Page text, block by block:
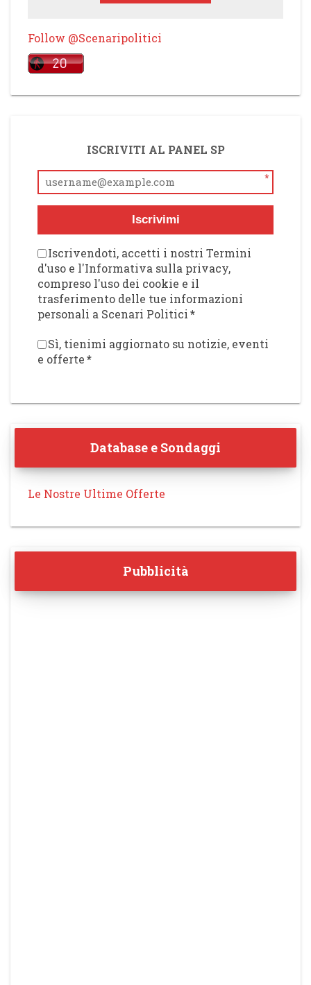
Follow @Scenaripolitici
ISCRIVITI AL PANEL SP
*
Iscrivimi
Iscrivendoti, accetti i nostri Termini
d'uso e l'Informativa sulla privacy,
compreso l'uso dei cookie e il
trasferimento delle tue informazioni
personali a Scenari Politici*
Sì, tienimi aggiornato su notizie, eventi
e offerte*
Database e Sondaggi
Le Nostre Ultime Offerte
Pubblicità